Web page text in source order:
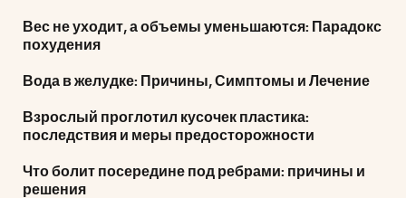
Вес не уходит, а объемы уменьшаются: Парадокс
похудения
Вода в желудке: Причины, Симптомы и Лечение
Взрослый проглотил кусочек пластика:
последствия и меры предосторожности
Что болит посередине под ребрами: причины и
решения